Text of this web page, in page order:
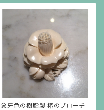
象牙色の樹脂製 椿のブローチ